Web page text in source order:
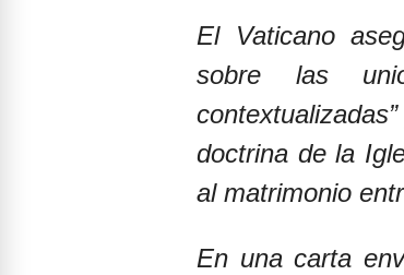
El Vaticano
sobre las
doctrina de la
al matrimonio
En una carta